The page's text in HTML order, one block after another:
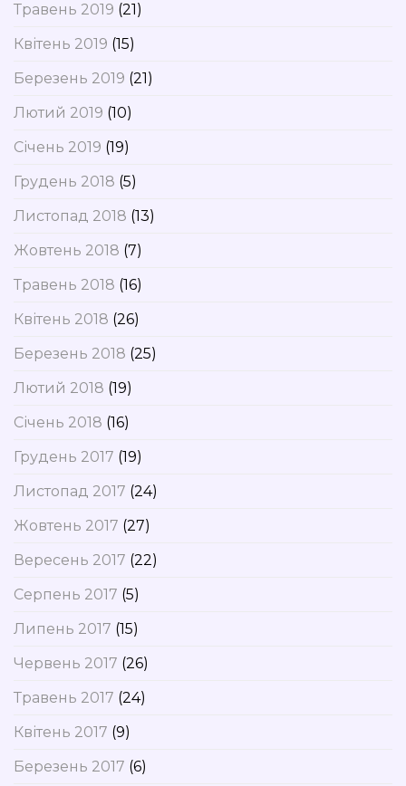
Травень 2019 (21)
Квітень 2019 (15)
Березень 2019 (21)
Лютий 2019 (10)
Січень 2019 (19)
Грудень 2018 (5)
Листопад 2018 (13)
Жовтень 2018 (7)
Травень 2018 (16)
Квітень 2018 (26)
Березень 2018 (25)
Лютий 2018 (19)
Січень 2018 (16)
Грудень 2017 (19)
Листопад 2017 (24)
Жовтень 2017 (27)
Вересень 2017 (22)
Серпень 2017 (5)
Липень 2017 (15)
Червень 2017 (26)
Травень 2017 (24)
Квітень 2017 (9)
Березень 2017 (6)